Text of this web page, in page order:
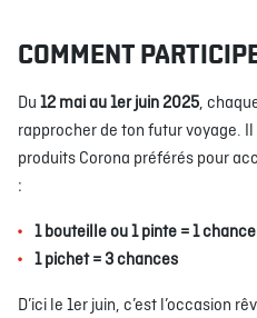
COMMENT
Du 12 mai au 1er juin 2025,
rapprocher de ton futur voyage.
produits Corona préférés pour
:
1 bouteille ou 1 pinte = 1 chance
1 pichet = 3 chances
D’ici le 1er juin, c’est l’occasion